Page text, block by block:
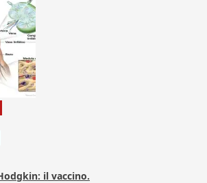
il vaccino.